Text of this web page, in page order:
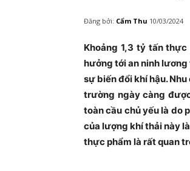
Đăng bởi: Cẩm Thu 10/03/2024
Khoảng 1,3 tỷ tấn
hưởng tới an ninh
sự biến đổi khí hậu.
trường ngày càng
toàn cầu chủ yếu là do
của lượng khí thải này
thực phẩm là rất quan